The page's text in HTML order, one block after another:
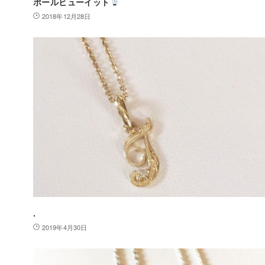
2018年12月28日
.
2019年4月30日